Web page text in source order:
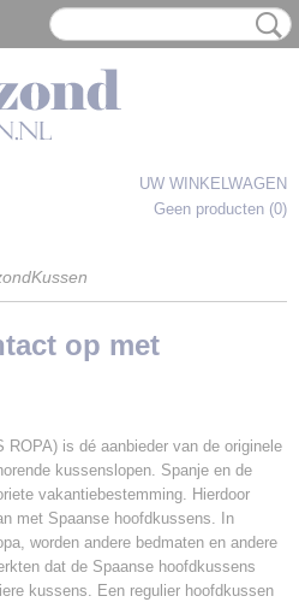
UW WINKELWAGEN
Geen producten (0)
op met
is dé aanbieder van de originele
kussenslopen. Spanje en de
vakantiebestemming. Hierdoor
met Spaanse hoofdkussens. In
worden andere bedmaten en andere
dat de Spaanse hoofdkussens
kussens. Een regulier hoofdkussen